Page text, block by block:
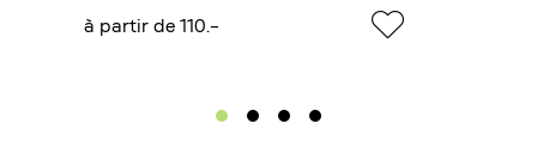
à partir de 110.–